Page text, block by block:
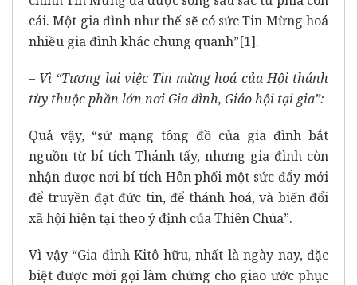
cái. Một gia đình như thế sẽ có sức Tin Mừng hoá
nhiều gia đình khác chung quanh”[1].
– Vì “Tương lai việc Tin mừng hoá của Hội thánh
tùy thuộc phần lớn nơi Gia đình, Giáo hội tại gia”:
Quả vậy, “sứ mạng tông đồ của gia đình bắt
nguồn từ bí tích Thánh tẩy, nhưng gia đình còn
nhận được nơi bí tích Hôn phối một sức đẩy mới
để truyền đạt đức tin, để thánh hoá, và biến đổi
xã hội hiện tại theo ý định của Thiên Chúa”.
Vì vậy “Gia đình Kitô hữu, nhất là ngày nay, đặc
biệt được mời gọi làm chứng cho giao ước phục